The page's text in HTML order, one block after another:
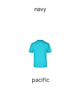
navy
pacific